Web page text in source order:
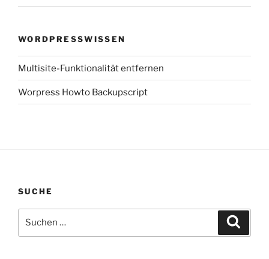
WORDPRESSWISSEN
Multisite-Funktionalität entfernen
Worpress Howto Backupscript
SUCHE
nach: